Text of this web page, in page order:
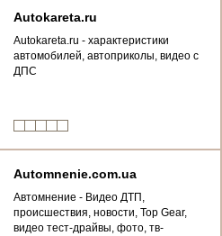
Autokareta.ru
Autokareta.ru - характеристики
автомобилей, автоприколы, видео с
ДПС
Automnenie.com.ua
Автомнение - Видео ДТП,
происшествия, новости, Top Gear,
видео тест-драйвы, фото, тв-